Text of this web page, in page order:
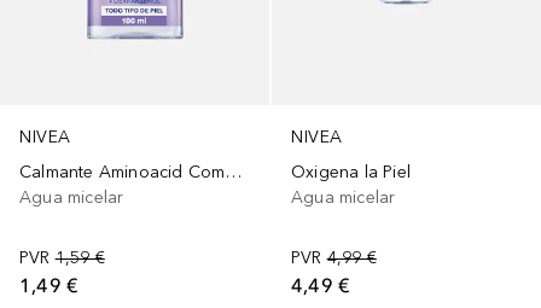
NIVEA
Calmante Aminoacid Complex
Agua micelar
PVR 1,59 €
1,49 €
NIVEA
Oxigena la Piel
Agua micelar
PVR 4,99 €
4,49 €